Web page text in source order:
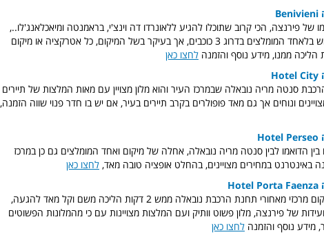
Benivieni
של פירנצה, הכי קרוב שתוכלו להגיע ללאונרדו דה וינצ'י, בראמנטה ומיאכלאנג'לו..,
המלון מציע תנאים מצויינם ונחש בלאחד המומלצים בדרוג 3 כוכבים, אך בעיקר בשל המיקום, כל אטרקציה או מיקום
לחצו כאן
Hotel City
סנטה מריה נובאלה שבמרכז העיר והוא מלון מצויין עם מאות המלצות של תיירים
במלון 20 חדרים מצויינים ונוחים אך גם מאד פופולרים בקרב תיירים בעיר, אם יש בו חדר פנוי שווה הזמנה,
Hotel Perseo
מעולה בדרוג 3 כוכבים בין הדואמו לבין סנטה מריה נובאלה, אחלה של מיקום ואחד המומלצים גם כן במרכז
באינטרנט במחירים מצויינים, בהחלט אופציה טובה מאד, לחצו כאן
Hotel Porta Faenza
מלון פורטה פיאנזה ממוקם במיקום מרכזי מאחורי תחנת הרכבת נובאלה ממש 2 דקות הליכה משם וקל מאד להגעה,
של פירנצה, מלון פשוט וותיק ועם המלצות מצויינות עם כי מהמלונות הפשוטים
לחצו כאן